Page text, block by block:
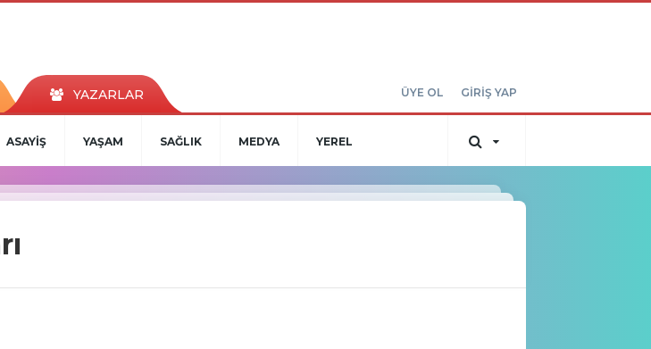
YAZARLAR ÜYE OL GİRİŞ YAP
ASAYİŞ YAŞAM SAĞLIK MEDYA YEREL